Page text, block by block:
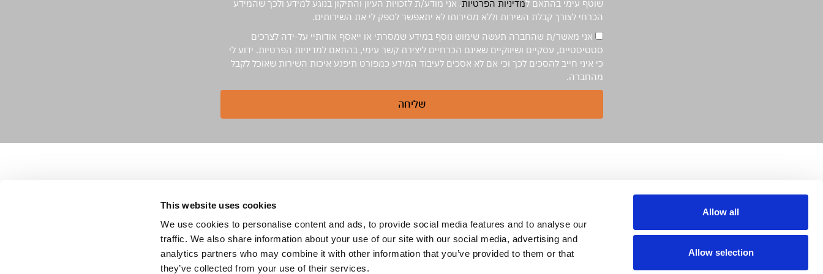
This website uses cookies
We use cookies to personalise content and ads, to provide social media features and to analyse our
traffic. We also share information about your use of our site with our social media, advertising and
analytics partners who may combine it with other information that you’ve provided to them or that
they’ve collected from your use of their services.
Allow all
Allow selection
שוטף עימי בהתאם למדיניות הפרטיות. אני מודע/ת לזכויות העיון והתיקון בנוגע למידע ולכך שהמידע
הכרחי לצורך קבלת השירות וללא מסירותו לא יתאפשר לספק לי את השירותים.
אני מאשר/ת שהחברה תעשה שימוש נוסף במידע שמסרתי או ייאסף אודותיי על-ידה לצרכים
סטטיסטיים, עסקיים ושיווקיים שאינם הכרחיים ליצירת קשר עימי, בהתאם למדיניות הפרטיות. ידוע לי
כי איני חייב להסכים לכך וכי אם לא אסכים לעיבוד המידע כמפורט תיפגע איכות השירות שאוכל לקבל
מהחברה.
שליחה
טיסה רפואית מחיר
ליווי רפואיהטסות פגים וילודים
הטסה רפואית מקפריסין לישראל
מייל :inq@medassis.com
מוקד לפניות דחופות
24/7
972-79-923-2949+
חטיבה 8 , בניין סוויספורט
ישראל